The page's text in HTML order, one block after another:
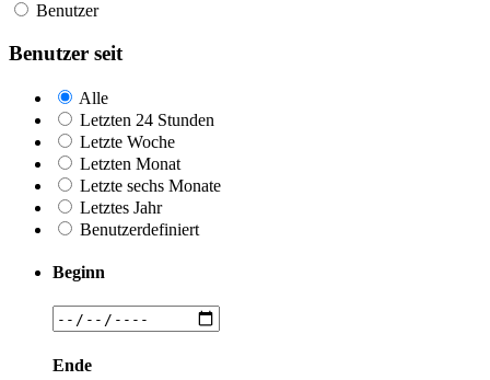
Benutzer
Benutzer seit
Alle
Letzten 24 Stunden
Letzte Woche
Letzten Monat
Letzte sechs Monate
Letztes Jahr
Benutzerdefiniert
Beginn
Ende